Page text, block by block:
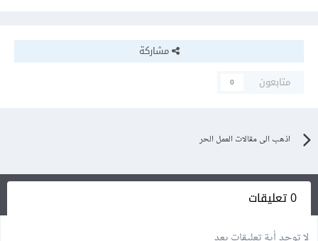
مشاركة
متابعون
0
اذهب الى مقالات العمل الحر
0 تعليقات